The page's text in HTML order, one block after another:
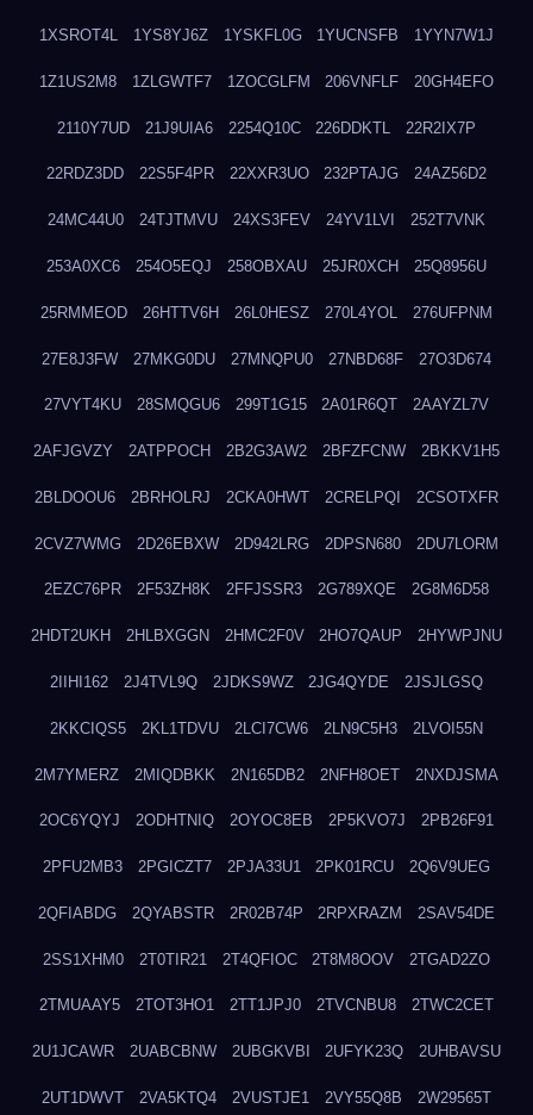
1XSROT4L 1YS8YJ6Z 1YSKFL0G 1YUCNSFB 1YYN7W1J
1Z1US2M8 1ZLGWTF7 1ZOCGLFM 206VNFLF 20GH4EFO
2110Y7UD 21J9UIA6 2254Q10C 226DDKTL 22R2IX7P
22RDZ3DD 22S5F4PR 22XXR3UO 232PTAJG 24AZ56D2
24MC44U0 24TJTMVU 24XS3FEV 24YV1LVI 252T7VNK
253A0XC6 254O5EQJ 258OBXAU 25JR0XCH 25Q8956U
25RMMEOD 26HTTV6H 26L0HESZ 270L4YOL 276UFPNM
27E8J3FW 27MKG0DU 27MNQPU0 27NBD68F 27O3D674
27VYT4KU 28SMQGU6 299T1G15 2A01R6QT 2AAYZL7V
2AFJGVZY 2ATPPOCH 2B2G3AW2 2BFZFCNW 2BKKV1H5
2BLDOOU6 2BRHOLRJ 2CKA0HWT 2CRELPQI 2CSOTXFR
2CVZ7WMG 2D26EBXW 2D942LRG 2DPSN680 2DU7LORM
2EZC76PR 2F53ZH8K 2FFJSSR3 2G789XQE 2G8M6D58
2HDT2UKH 2HLBXGGN 2HMC2F0V 2HO7QAUP 2HYWPJNU
2IIHI162 2J4TVL9Q 2JDKS9WZ 2JG4QYDE 2JSJLGSQ
2KKCIQS5 2KL1TDVU 2LCI7CW6 2LN9C5H3 2LVOI55N
2M7YMERZ 2MIQDBKK 2N165DB2 2NFH8OET 2NXDJSMA
2OC6YQYJ 2ODHTNIQ 2OYOC8EB 2P5KVO7J 2PB26F91
2PFU2MB3 2PGICZT7 2PJA33U1 2PK01RCU 2Q6V9UEG
2QFIABDG 2QYABSTR 2R02B74P 2RPXRAZM 2SAV54DE
2SS1XHM0 2T0TIR21 2T4QFIOC 2T8M8OOV 2TGAD2ZO
2TMUAAY5 2TOT3HO1 2TT1JPJ0 2TVCNBU8 2TWC2CET
2U1JCAWR 2UABCBNW 2UBGKVBI 2UFYK23Q 2UHBAVSU
2UT1DWVT 2VA5KTQ4 2VUSTJE1 2VY55Q8B 2W29565T